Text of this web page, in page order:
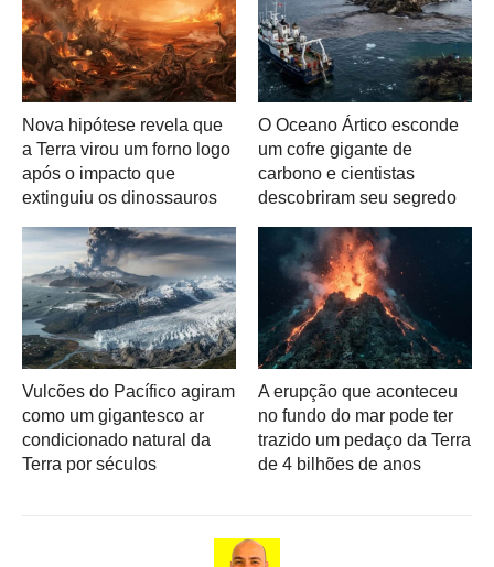
Nova hipótese revela que
a Terra virou um forno logo
após o impacto que
extinguiu os dinossauros
O Oceano Ártico esconde
um cofre gigante de
carbono e cientistas
descobriram seu segredo
Vulcões do Pacífico agiram
como um gigantesco ar
condicionado natural da
Terra por séculos
A erupção que aconteceu
no fundo do mar pode ter
trazido um pedaço da Terra
de 4 bilhões de anos